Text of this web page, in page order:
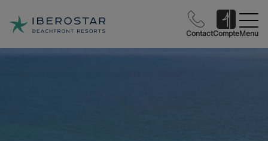
ContactCompteMenu